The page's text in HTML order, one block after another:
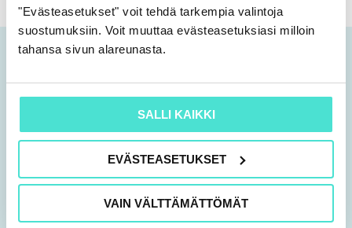
"Evästeasetukset" voit tehdä tarkempia valintoja
suostumuksiin. Voit muuttaa evästeasetuksiasi milloin
tahansa sivun alareunasta.
SALLI KAIKKI
EVÄSTEASETUKSET
VAIN VÄLTTÄMÄTTÖMÄT
Tällä
tuotteella
on
muunnelma.
Voit